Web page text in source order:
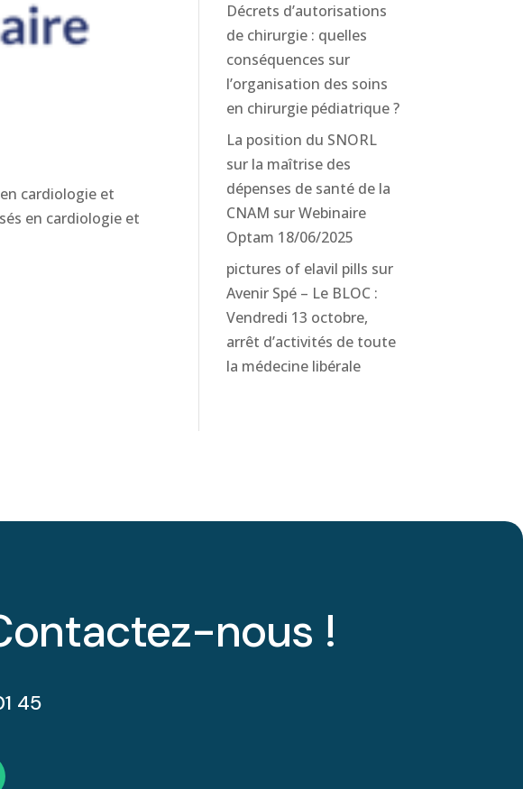
en cardiologie et
en cardiologie et
Décrets d’autorisations
de chirurgie : quelles
conséquences sur
l’organisation des soins
en chirurgie pédiatrique ?
La position du SNORL
sur la maîtrise des
dépenses de santé de la
CNAM surWebinaire
Optam 18/06/2025
pictures of elavil pills sur
Avenir Spé – Le BLOC :
Vendredi 13 octobre,
arrêt d’activités de toute
la médecine libérale
nous !
45